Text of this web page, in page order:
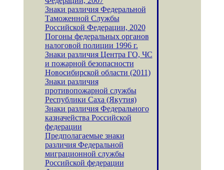
Знаки различия Федеральной
Таможенной Службы
Российской Федерации, 2020
Погоны федеральных органов
налоговой полиции 1996 г.
Знаки различия Центра ГО, ЧС
и пожарной безопасности
Новосибирской области (2011)
Знаки различия
противопожарной службы
Республики Саха (Якутия)
Знаки различия Федерального
казначейства Российской
федерации
Предполагаемые знаки
различия Федеральной
миграционной службы
Российской федерации